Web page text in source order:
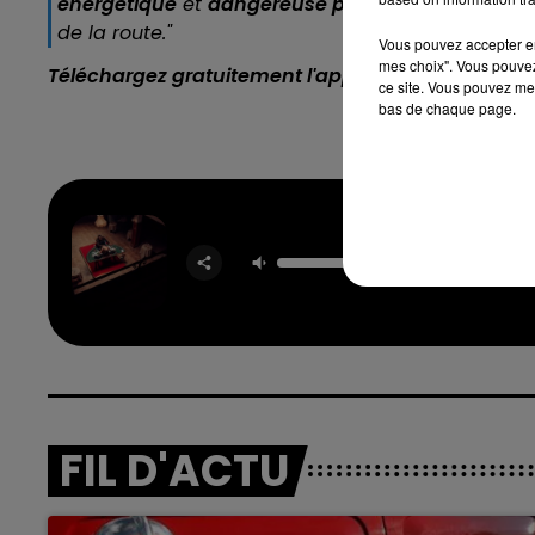
de la route."
Téléchargez gratuitement l'application Contact
FIL D'ACTU
Vous pouvez accepter
mes choix". Vous
ce site. Vous pouvez
bas de chaque page.